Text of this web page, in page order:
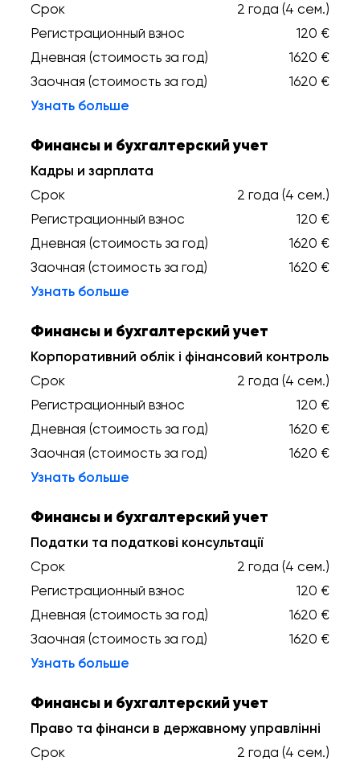
Срок
2 года (4 сем.)
Регистрационный взнос
120 €
Дневная (стоимость за год)
1620 €
Заочная (стоимость за год)
1620 €
Узнать больше
Финансы и бухгалтерский учет
Кадры и зарплата
Срок
2 года (4 сем.)
Регистрационный взнос
120 €
Дневная (стоимость за год)
1620 €
Заочная (стоимость за год)
1620 €
Узнать больше
Финансы и бухгалтерский учет
Корпоративний облік і фінансовий контроль
Срок
2 года (4 сем.)
Регистрационный взнос
120 €
Дневная (стоимость за год)
1620 €
Заочная (стоимость за год)
1620 €
Узнать больше
Финансы и бухгалтерский учет
Податки та податкові консультації
Срок
2 года (4 сем.)
Регистрационный взнос
120 €
Дневная (стоимость за год)
1620 €
Заочная (стоимость за год)
1620 €
Узнать больше
Финансы и бухгалтерский учет
Право та фінанси в державному управлінні
Срок
2 года (4 сем.)